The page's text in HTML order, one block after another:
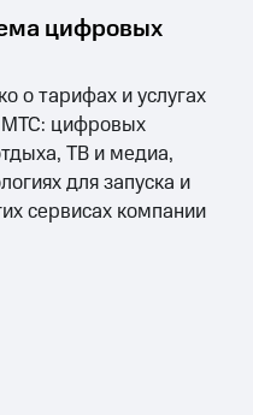
цифровых
о тарифах и услугах
МТС: цифровых
ТВ и медиа,
для запуска и
сервисах компании